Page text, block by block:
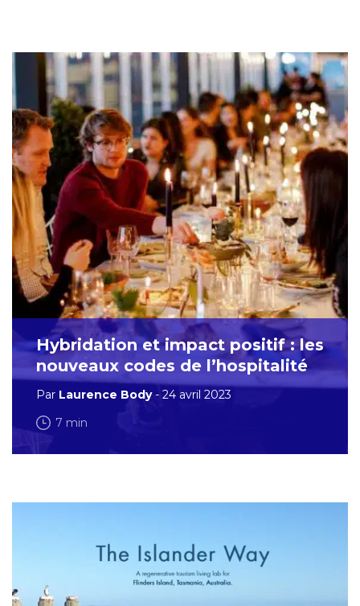
Hybridation et impact positif : les
nouveaux codes de l’hospitalité
Par Laurence Body- 24 avril 2023
7 min